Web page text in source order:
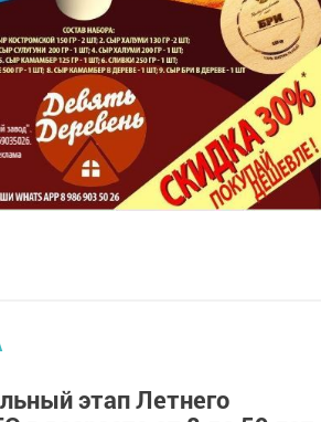
этап Летнего
в возрасте от 8 до 59 лет